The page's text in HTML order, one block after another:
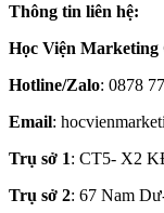
Thông tin liên hệ:
Học Viện Marketing
Hotline/Zalo: 0878
Email:
Trụ sở 1: CT5- X2
Trụ sở 2: 67 Nam